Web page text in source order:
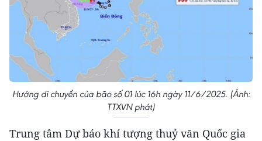
Hướng di chuyển của bão số 01 lúc 16h ngày 11/6/2025. (Ảnh:
TTXVN phát)
Trung tâm Dự báo khí tượng thuỷ văn Quốc gia